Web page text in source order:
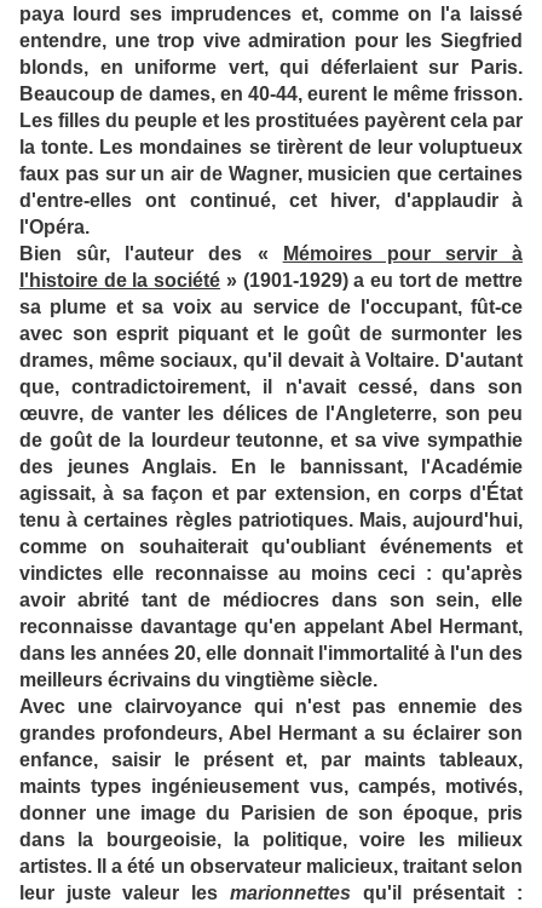
paya lourd ses imprudences et, comme on l'a laissé
entendre, une trop vive admiration pour les Siegfried
blonds, en uniforme vert, qui déferlaient sur Paris.
Beaucoup de dames, en 40-44, eurent le même frisson.
Les filles du peuple et les prostituées payèrent cela par
la tonte. Les mondaines se tirèrent de leur voluptueux
faux pas sur un air de Wagner, musicien que certaines
d'entre-elles ont continué, cet hiver, d'applaudir à
l'Opéra.
Bien sûr, l'auteur des «
Mémoires pour servir à
l'histoire de la société » (1901-1929) a eu tort de mettre
sa plume et sa voix au service de l'occupant, fût-ce
avec son esprit piquant et le goût de surmonter les
drames, même sociaux, qu'il devait à Voltaire. D'autant
que, contradictoirement, il n'avait cessé, dans son
œuvre, de vanter les délices de l'Angleterre, son peu
de goût de la lourdeur teutonne, et sa vive sympathie
des jeunes Anglais. En le bannissant, l'Académie
agissait, à sa façon et par extension, en corps d'État
tenu à certaines règles patriotiques. Mais, aujourd'hui,
comme on souhaiterait qu'oubliant événements et
vindictes elle reconnaisse au moins ceci : qu'après
avoir abrité tant de médiocres dans son sein, elle
reconnaisse davantage qu'en appelant Abel Hermant,
dans les années 20, elle donnait l'immortalité à l'un des
meilleurs écrivains du vingtième siècle.
Avec une clairvoyance qui n'est pas ennemie des
grandes profondeurs, Abel Hermant a su éclairer son
enfance, saisir le présent et, par maints tableaux,
maints types ingénieusement vus, campés, motivés,
donner une image du Parisien de son époque, pris
dans la bourgeoisie, la politique, voire les milieux
artistes. Il a été un observateur malicieux, traitant selon
leur juste valeur les marionnettes qu'il présentait :